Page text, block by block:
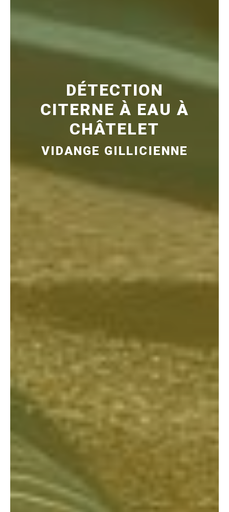
DÉTECTION
CITERNE À EAU À
CHÂTELET
VIDANGE GILLICIENNE